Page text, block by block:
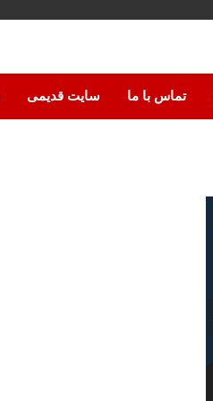
تماس با ما سایت قدیمی